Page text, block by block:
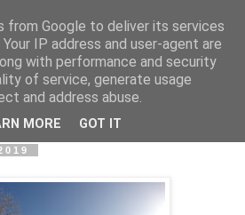
María Elizalde
pero sin candado".
from Google to deliver its services
IP address and user-agent are
with performance and security
of service, generate usage
and address abuse.
MORE GOT IT